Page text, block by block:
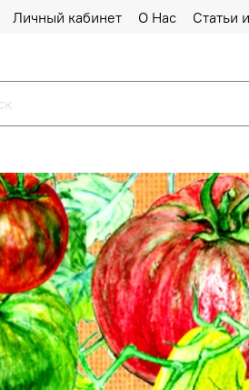
Личный кабинет О Нас Статьи